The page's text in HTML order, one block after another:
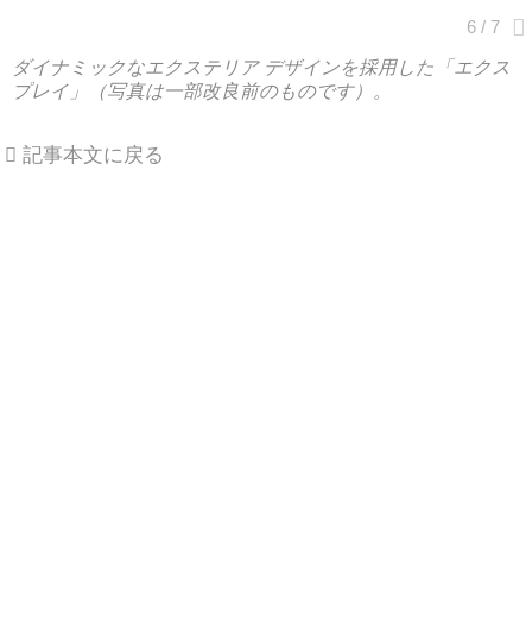
ダイナミックなエクステリア デザインを採用した「エクス
プレイ」（写真は一部改良前のものです）。
記事本文に戻る